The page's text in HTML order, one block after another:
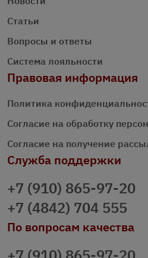
Статьи
Вопросы и ответы
Система лояльности
Правовая информация
Политика
Согласие на обработку
Согласие на получение
Служба поддержки
+7 (910) 865-97-20
+7 (4842) 704 555
По вопросам качества